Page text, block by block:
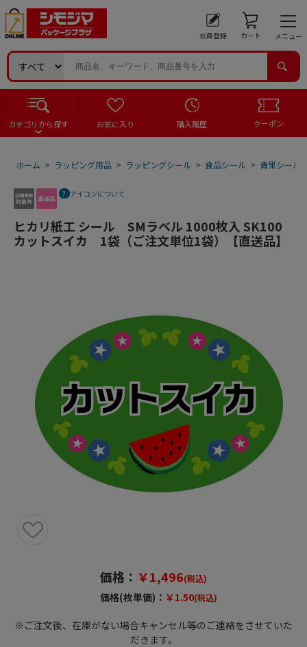
会員登録 カート メニュー
カテゴリから探す お気に入り 購入履歴 クーポン
ホーム > ラッピング用品 > ラッピングシール > 食品シール > 青果シール
アイコンについて
ヒカリ紙工 シール SMラベル 1000枚入 SK100
カットスイカ 1袋（ご注文単位1袋）【直送品】
価格： ￥1,496(税込)
価格(枚単価)： ￥1.50(税込)
※ご注文後、在庫がない場合キャンセル等のご連絡をさせていた
だきます。